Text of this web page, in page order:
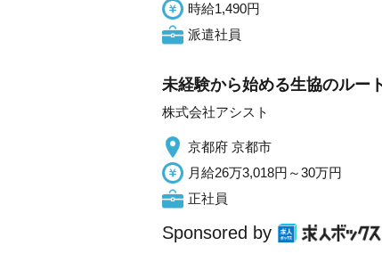
時給1,490円
派遣社員
未経験から始める生協のルー
株式会社アシスト
京都府 京都市
月給26万3,018円～30万円
正社員
Sponsored by